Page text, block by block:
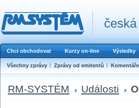
Chci obchodovat Kurzy on-line Výsledky
Všechny zprávy Zprávy od emitentů
RM-SYSTÉM Události